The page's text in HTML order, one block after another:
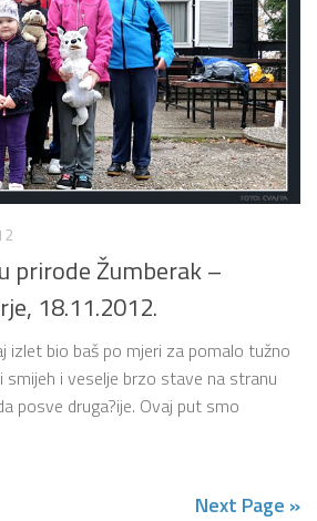
prirode Žumberak –
18.11.2012.
izlet bio baš po mjeri za pomalo tužno
smijeh i veselje brzo stave na stranu
posve druga?ije. Ovaj put smo
Next Page »